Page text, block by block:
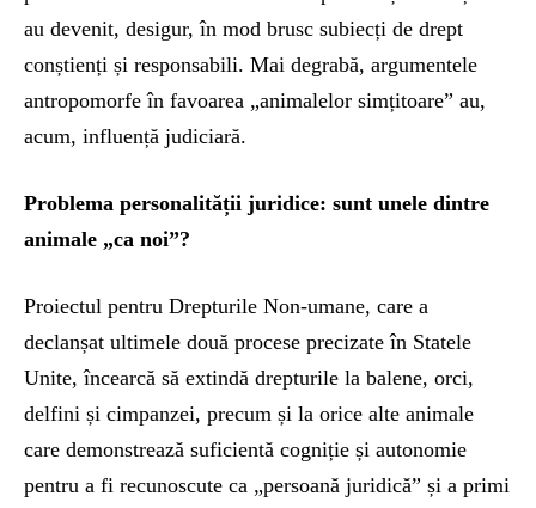
au devenit, desigur, în mod brusc subiecți de drept
conștienți și responsabili. Mai degrabă, argumentele
antropomorfe în favoarea „animalelor simțitoare” au,
acum, influență judiciară.
Problema personalității juridice: sunt unele dintre
animale „ca noi”?
Proiectul pentru Drepturile Non-umane, care a
declanșat ultimele două procese precizate în Statele
Unite, încearcă să extindă drepturile la balene, orci,
delfini și cimpanzei, precum și la orice alte animale
care demonstrează suficientă cogniție și autonomie
pentru a fi recunoscute ca „persoană juridică” și a primi